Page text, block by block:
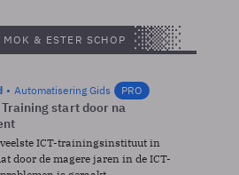
& ESTER SCHOP
Automatisering Gids PRO
start door na
ICT-trainingsinstituut in
door de magere jaren in de ICT-